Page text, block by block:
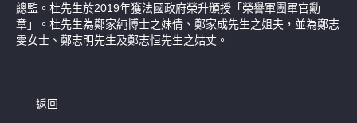
總監。杜先生於2019年獲法國政府榮升頒授「榮譽軍團軍官勳
章」。杜先生為鄭家純博士之妹倩、鄭家成先生之姐夫，並為鄭志
雯女士、鄭志明先生及鄭志恒先生之姑丈。
返回